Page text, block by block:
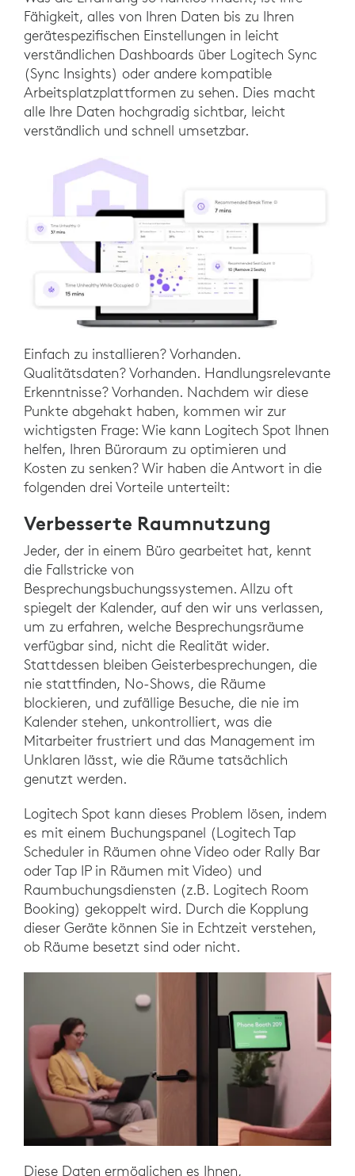
Fähigkeit, alles von Ihren Daten bis zu Ihren
gerätespezifischen Einstellungen in leicht
verständlichen Dashboards über Logitech Sync
(Sync Insights) oder andere kompatible
Arbeitsplatzplattformen zu sehen. Dies macht
alle Ihre Daten hochgradig sichtbar, leicht
verständlich und schnell umsetzbar.
Einfach zu installieren? Vorhanden.
Qualitätsdaten? Vorhanden. Handlungsrelevante
Erkenntnisse? Vorhanden. Nachdem wir diese
Punkte abgehakt haben, kommen wir zur
wichtigsten Frage: Wie kann Logitech Spot Ihnen
helfen, Ihren Büroraum zu optimieren und
Kosten zu senken? Wir haben die Antwort in die
folgenden drei Vorteile unterteilt:
Verbesserte Raumnutzung
Jeder, der in einem Büro gearbeitet hat, kennt
die Fallstricke von
Besprechungsbuchungssystemen. Allzu oft
spiegelt der Kalender, auf den wir uns verlassen,
um zu erfahren, welche Besprechungsräume
verfügbar sind, nicht die Realität wider.
Stattdessen bleiben Geisterbesprechungen, die
nie stattfinden, No-Shows, die Räume
blockieren, und zufällige Besuche, die nie im
Kalender stehen, unkontrolliert, was die
Mitarbeiter frustriert und das Management im
Unklaren lässt, wie die Räume tatsächlich
genutzt werden.
Logitech Spot kann dieses Problem lösen, indem
es mit einem Buchungspanel (Logitech Tap
Scheduler in Räumen ohne Video oder Rally Bar
oder Tap IP in Räumen mit Video) und
Raumbuchungsdiensten (z.B. Logitech Room
Booking) gekoppelt wird. Durch die Kopplung
dieser Geräte können Sie in Echtzeit verstehen,
ob Räume besetzt sind oder nicht.
Diese Daten ermöglichen es Ihnen,